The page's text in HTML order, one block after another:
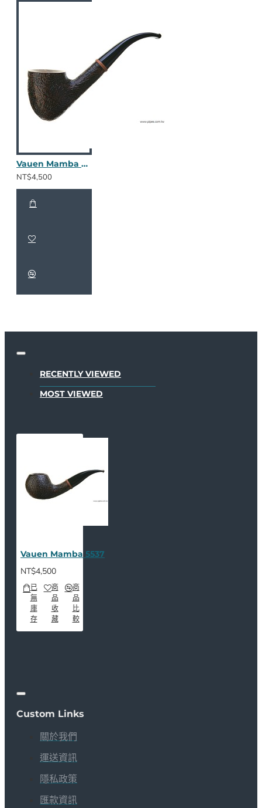
Vauen Mamba 5591
NT$4,500
RECENTLY VIEWED
MOST VIEWED
Vauen Mamba 5537
NT$4,500
已
無
庫
存
商
品
收
藏
商
品
比
較
Custom Links
關於我們
運送資訊
隱私政策
匯款資訊